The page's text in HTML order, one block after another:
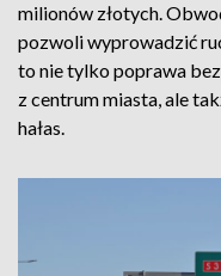
milionów złotych.
pozwoli wyprowadzić
to nie tylko poprawa
z centrum miasta, ale
hałas.